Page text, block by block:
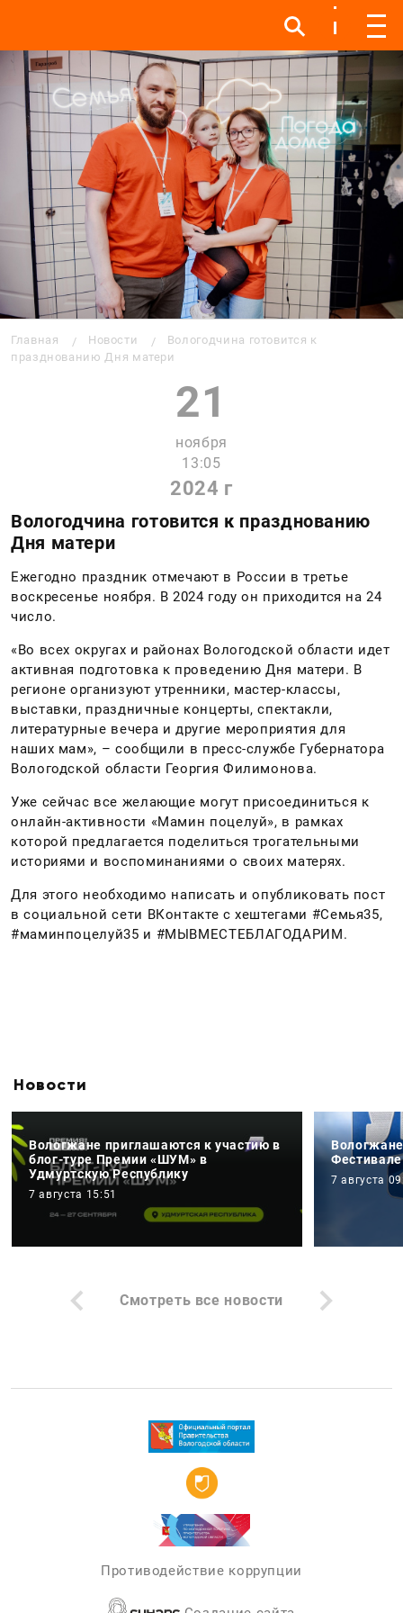
Инфо Инфо Меню
Главная Новости
Вологодчина готовится к
празднованию Дня матери
21
ноября
13:05
2024 г
Вологодчина готовится к празднованию
Дня матери
Ежегодно праздник отмечают в России в третье
воскресенье ноября. В 2024 году он приходится на 24
число.
«Во всех округах и районах Вологодской области идет
активная подготовка к проведению Дня матери. В
регионе организуют утренники, мастер-классы,
выставки, праздничные концерты, спектакли,
литературные вечера и другие мероприятия для
наших мам», – сообщили в пресс-службе Губернатора
Вологодской области Георгия Филимонова.
Уже сейчас все желающие могут присоединиться к
онлайн-активности «Мамин поцелуй», в рамках
которой предлагается поделиться трогательными
историями и воспоминаниями о своих матерях.
Для этого необходимо написать и опубликовать пост
в социальной сети ВКонтакте с хештегами #Семья35,
#маминпоцелуй35 и #МЫВМЕСТЕБЛАГОДАРИМ.
Новости
Вологжане приглашаются к участию в
блог-туре Премии «ШУМ» в
Удмуртскую Республику
7 августа 15:51
7 августа
Смотреть все новости
Противодействие коррупции